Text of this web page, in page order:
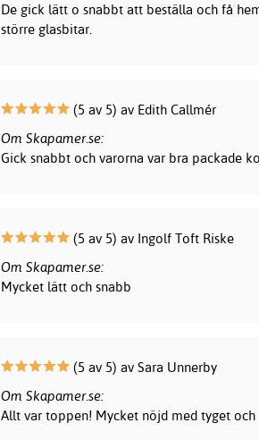
De gick lätt o snabbt att beställa och få
större glasbitar.
(5 av 5) av Edith Callmér
Om Skapamer.se:
Gick snabbt och varorna var bra packade
(5 av 5) av Ingolf Toft Riske
Om Skapamer.se:
Mycket lätt och snabb
(5 av 5) av Sara Unnerby
Om Skapamer.se:
Allt var toppen! Mycket nöjd med tyget och